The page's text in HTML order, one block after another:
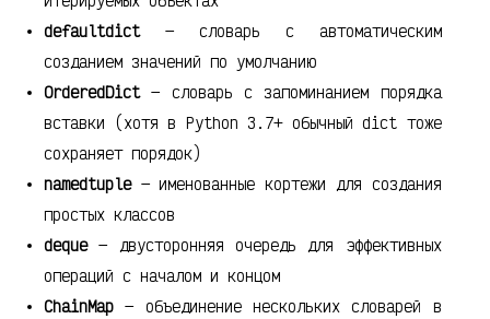
defaultdict— словарь с автоматическим
созданием значений по умолчанию
OrderedDict— словарь с запоминанием порядка
вставки (хотя в Python 3.7+ обычный dict тоже
сохраняет порядок)
namedtuple— именованные кортежи для создания
простых классов
deque— двусторонняя очередь для эффективных
операций с началом и концом
ChainMap — объединение нескольких словарей в